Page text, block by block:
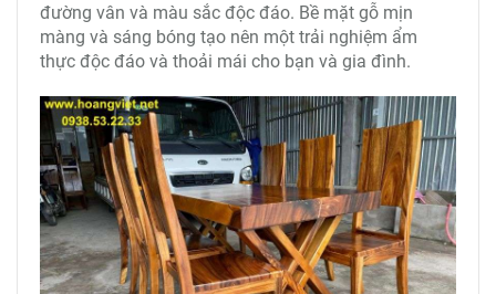
đường vân và màu sắc độc đáo. Bề mặt gỗ mịn
màng và sáng bóng tạo nên một trải nghiệm ẩm
thực độc đáo và thoải mái cho bạn và gia đình.